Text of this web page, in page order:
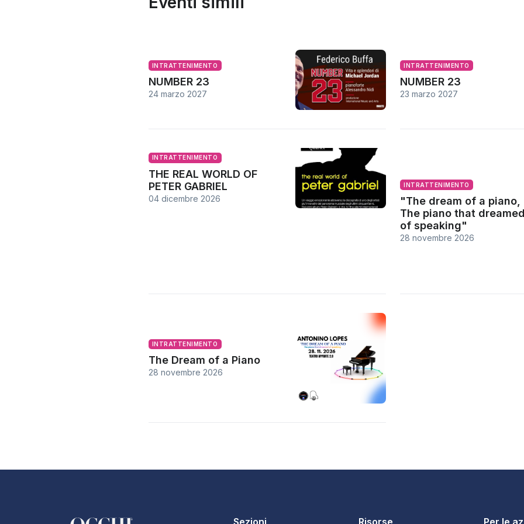
INTRATTENIMENTO
NUMBER 23
24 marzo 2027
INTRATTENIMENTO
NUMBER 23
23 marzo 2027
INTRATTENIMENTO
THE REAL WORLD OF
PETER GABRIEL
04 dicembre 2026
INTRATTENIMENTO
"The dream of a piano,
The piano that
of speaking"
28 novembre 2026
INTRATTENIMENTO
The Dream of a Piano
28 novembre 2026